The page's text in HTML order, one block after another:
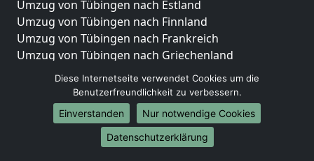
Umzug von Tübingen nach Estland
Umzug von Tübingen nach Finnland
Umzug von Tübingen nach Frankreich
Umzug von Tübingen nach Griechenland
Umzug von Tübingen nach Italien
Umzug von Tübingen nach Liechtenstein
Umzug von Tübingen nach Luxemburg
Umzug von Tübingen nach Niederlande
Umzug von Tübingen nach Norwegen
Diese Internetseite verwendet Cookies um die
Benutzerfreundlichkeit zu verbessern.
Einverstanden
Nur notwendige Cookies
Datenschutzerklärung